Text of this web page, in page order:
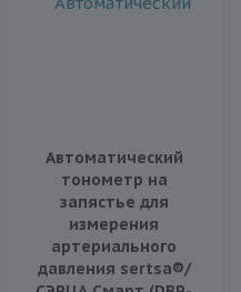
Автоматический
тонометр на
запястье для
измерения
артериального
давления sertsa®/